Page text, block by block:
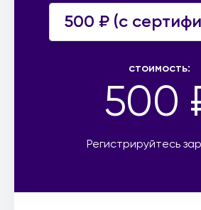
500 ₽ (c
стоимость:
500
Регистрируйтесь